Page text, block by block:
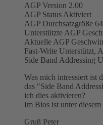
AGP Version 2.00
AGP Status Aktiviert
AGP Durchsatzgröße
Unterstützte AGP
Aktuelle AGP
Fast-Write Unterstützt,
Side Band Addressing
Was mich intressiert ist
das "Side Band
ich dies aktivieren?
Im Bios ist unter
Gruß Peter